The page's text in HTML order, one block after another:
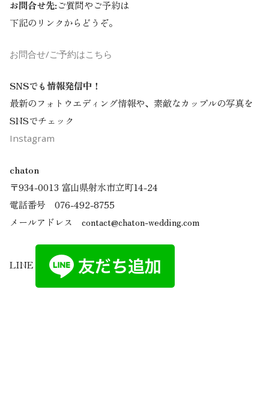
お問合せ先:ご質問やご予約は
下記のリンクからどうぞ。
お問合せ/ご予約はこちら
SNSでも情報発信中！
最新のフォトウエディング情報や、素敵なカップルの写真を
SNSでチェック
Instagram
chaton
〒934-0013 富山県射水市立町14-24
電話番号 076-492-8755
メールアドレス contact@chaton-wedding.com
LINE